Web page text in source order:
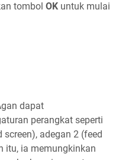
tombol OK untuk mulai
dapat
perangkat seperti
adegan 2 (feed
itu, ia memungkinkan